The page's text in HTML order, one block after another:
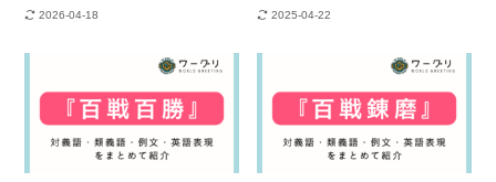
2026-04-18 2025-04-22